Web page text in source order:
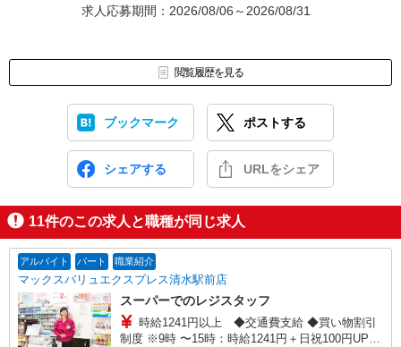
＜持ち物＞履歴書・筆記用具
合否は面接から1週間以内にご連絡いたします。
※こちらは紹介先での勤務となり、雇用形態はパート・アルバイト
（広告No MVT2608_0090272）
求人応募期間：2026/08/06～2026/08/31
閲覧履歴を見る
ブックマーク ポストする
シェアする URLをシェア
11件のこの求人と職種が同じ求人
アルバイト パート 職業紹介
マックスバリュエクスプレス清水駅前店
スーパーでのレジスタッフ
時給1241円以上 ◆交通費支給 ◆買い物割引
制度 ※9時 〜15時：時給1241円＋日祝100円UP